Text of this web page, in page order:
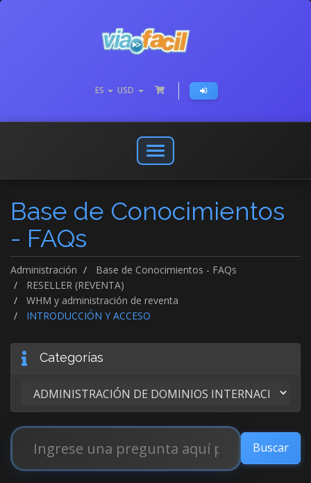
ES USD
Abrir
o
menú
de
Base de Conocimientos
- FAQs
Administración
Base de Conocimientos - FAQs
RESELLER (REVENTA)
WHM y administración de reventa
INTRODUCCIÓN Y ACCESO
Categorías